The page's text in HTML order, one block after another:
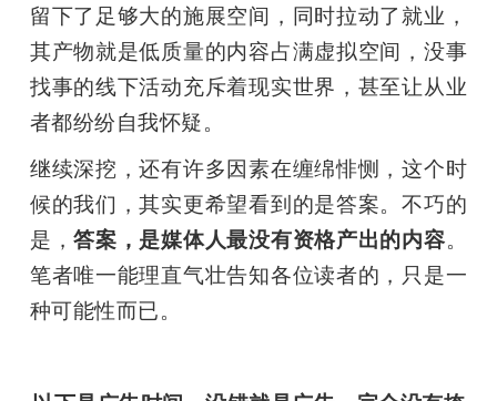
留下了足够大的施展空间，同时拉动了就业，
其产物就是低质量的内容占满虚拟空间，没事
找事的线下活动充斥着现实世界，甚至让从业
者都纷纷自我怀疑。
继续深挖，还有许多因素在缠绵悱恻，这个时
候的我们，其实更希望看到的是答案。不巧的
是，答案，是媒体人最没有资格产出的内容。
笔者唯一能理直气壮告知各位读者的，只是一
种可能性而已。